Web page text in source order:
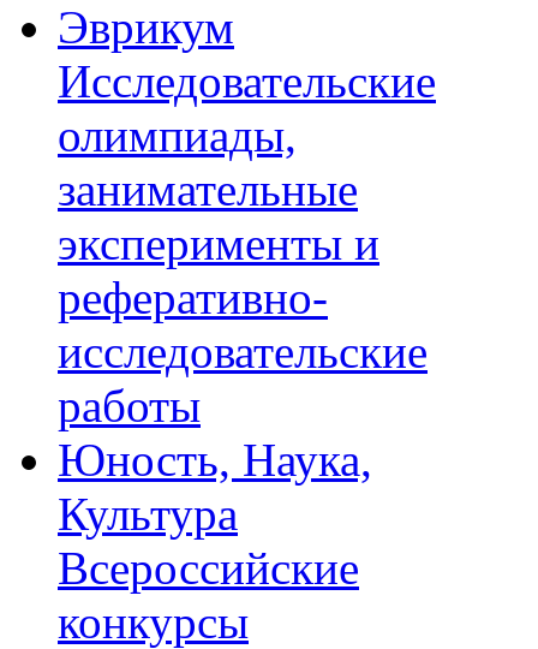
Эврикум
Исследовательские
олимпиады,
занимательные
эксперименты и
реферативно-
исследовательские
работы
Юность, Наука,
Культура
Всероссийские
конкурсы